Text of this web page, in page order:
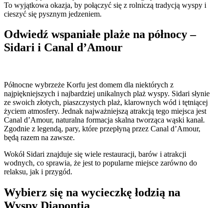
To wyjątkowa okazja, by połączyć się z rolniczą tradycją wyspy i
cieszyć się pysznym jedzeniem.
Odwiedź wspaniałe plaże na północy –
Sidari i Canal d’Amour
Północne wybrzeże Korfu jest domem dla niektórych z
najpiękniejszych i najbardziej unikalnych plaż wyspy. Sidari słynie
ze swoich złotych, piaszczystych plaż, klarownych wód i tętniącej
życiem atmosfery. Jednak najważniejszą atrakcją tego miejsca jest
Canal d’Amour, naturalna formacja skalna tworząca wąski kanał.
Zgodnie z legendą, pary, które przepłyną przez Canal d’Amour,
będą razem na zawsze.
Wokół Sidari znajduje się wiele restauracji, barów i atrakcji
wodnych, co sprawia, że jest to popularne miejsce zarówno do
relaksu, jak i przygód.
Wybierz się na wycieczkę łodzią na